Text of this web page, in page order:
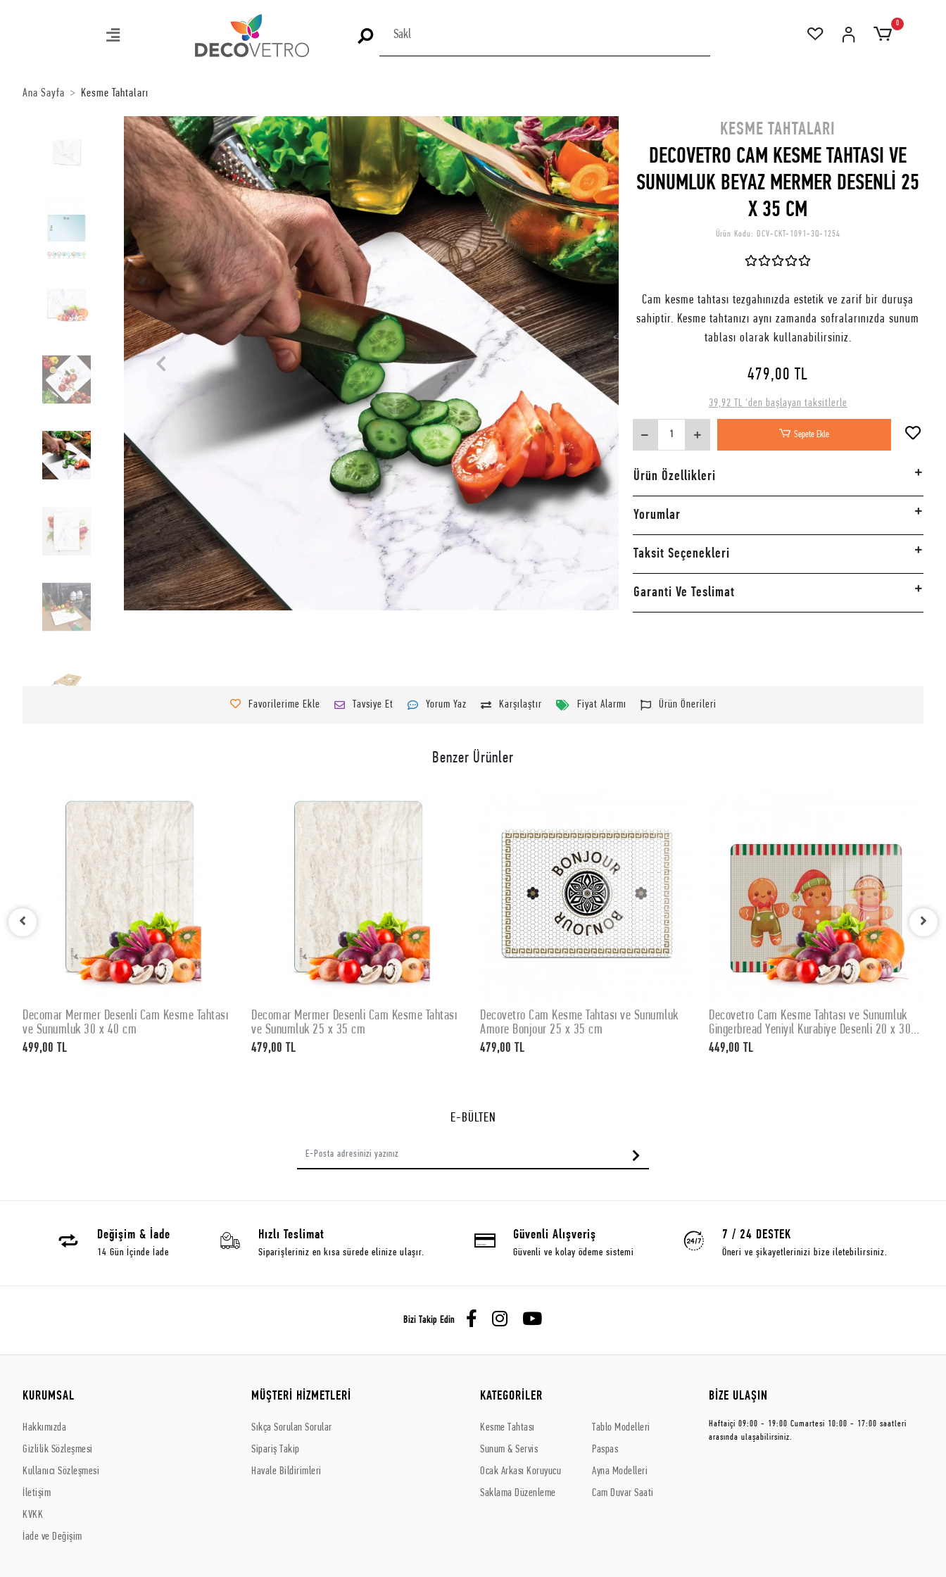
0
Ana Sayfa Kesme Tahtaları
KESME TAHTALARI
DECOVETRO CAM KESME TAHTASI VE
SUNUMLUK BEYAZ MERMER DESENLİ 25
X 35 CM
Ürün Kodu: DCV-CKT-1091-3Q-1254
Cam kesme tahtası tezgahınızda estetik ve zarif bir duruşa
sahiptir. Kesme tahtanızı aynı zamanda sofralarınızda sunum
tablası olarak kullanabilirsiniz.
479,00 TL
39,92 TL 'den başlayan taksitlerle
Sepete Ekle
Ürün Özellikleri
Yorumlar
Taksit Seçenekleri
Garanti Ve Teslimat
Favorilerime Ekle Tavsiye Et Yorum Yaz Karşılaştır Fiyat Alarmı Ürün Önerileri
Benzer Ürünler
SEPETE EKLE
Decomar Mermer Desenli Cam Kesme Tahtası
ve Sunumluk 30 x 40 cm
499,00 TL
SEPETE EKLE
Decomar Mermer Desenli Cam Kesme Tahtası
ve Sunumluk 25 x 35 cm
479,00 TL
SEPETE EKLE
Decovetro Cam Kesme Tahtası ve Sunumluk
Amore Bonjour 25 x 35 cm
479,00 TL
SEPETE EKLE
Decovetro Cam Kesme Tahtası ve Sunumluk
Gingerbread Yeniyıl Kurabiye Desenli 20 x 30
cm
449,00 TL
E-BÜLTEN
Değişim & İade
14 Gün İçinde İade
Hızlı Teslimat
Siparişleriniz en kısa sürede elinize ulaşır.
Güvenli Alışveriş
Güvenli ve kolay ödeme sistemi
7 / 24 DESTEK
Öneri ve şikayetlerinizi bize iletebilirsiniz.
Bizi Takip Edin
KURUMSAL
Hakkımızda
Gizlilik Sözleşmesi
Kullanıcı Sözleşmesi
İletişim
KVKK
İade ve Değişim
MÜŞTERİ HİZMETLERİ
Sıkça Sorulan Sorular
Sipariş Takip
Havale Bildirimleri
KATEGORİLER
Kesme Tahtası
Sunum & Servis
Ocak Arkası Koruyucu
Saklama Düzenleme
Tablo Modelleri
Paspas
Ayna Modelleri
Cam Duvar Saati
BİZE ULAŞIN
Haftaiçi 09:00 - 19:00 Cumartesi 10:00 - 17:00 saatleri
arasında ulaşabilirsiniz.